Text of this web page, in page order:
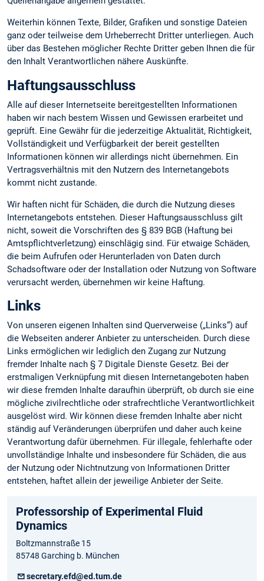
Weiterhin können Texte, Bilder, Grafiken und sonstige Dateien
ganz oder teilweise dem Urheberrecht Dritter unterliegen. Auch
über das Bestehen möglicher Rechte Dritter geben Ihnen die für
den Inhalt Verantwortlichen nähere Auskünfte.
Haftungsausschluss
Alle auf dieser Internetseite bereitgestellten Informationen
haben wir nach bestem Wissen und Gewissen erarbeitet und
geprüft. Eine Gewähr für die jederzeitige Aktualität, Richtigkeit,
Vollständigkeit und Verfügbarkeit der bereit gestellten
Informationen können wir allerdings nicht übernehmen. Ein
Vertragsverhältnis mit den Nutzern des Internetangebots
kommt nicht zustande.
Wir haften nicht für Schäden, die durch die Nutzung dieses
Internetangebots entstehen. Dieser Haftungsausschluss gilt
nicht, soweit die Vorschriften des § 839 BGB (Haftung bei
Amtspflichtverletzung) einschlägig sind. Für etwaige Schäden,
die beim Aufrufen oder Herunterladen von Daten durch
Schadsoftware oder der Installation oder Nutzung von Software
verursacht werden, übernehmen wir keine Haftung.
Links
Von unseren eigenen Inhalten sind Querverweise („Links“) auf
die Webseiten anderer Anbieter zu unterscheiden. Durch diese
Links ermöglichen wir lediglich den Zugang zur Nutzung
fremder Inhalte nach § 7 Digitale Dienste Gesetz. Bei der
erstmaligen Verknüpfung mit diesen Internetangeboten haben
wir diese fremden Inhalte daraufhin überprüft, ob durch sie eine
mögliche zivilrechtliche oder strafrechtliche Verantwortlichkeit
ausgelöst wird. Wir können diese fremden Inhalte aber nicht
ständig auf Veränderungen überprüfen und daher auch keine
Verantwortung dafür übernehmen. Für illegale, fehlerhafte oder
unvollständige Inhalte und insbesondere für Schäden, die aus
der Nutzung oder Nichtnutzung von Informationen Dritter
entstehen, haftet allein der jeweilige Anbieter der Seite.
Professorship of Experimental Fluid
Dynamics
Boltzmannstraße 15
85748 Garching b. München
secretary.efd@ed.tum.de